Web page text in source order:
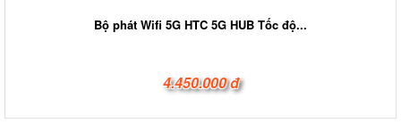
Bộ phát Wifi 5G HTC 5G HUB Tốc độ...
4.450.000 đ